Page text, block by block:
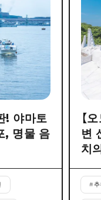
! 야마토
, 명물 음
【
변
치
#